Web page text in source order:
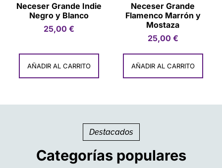
Neceser Grande Indie
Negro y Blanco
25,00€
AÑADIR AL CARRITO
Neceser Grande
Flamenco Marrón y
Mostaza
25,00 €
AÑADIR AL CARRITO
Destacados
Categorías populares